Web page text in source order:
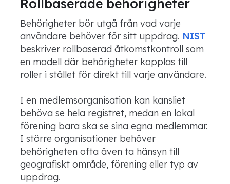
Rollbaserade behörigheter
Behörigheter bör utgå från vad varje
användare behöver för sitt uppdrag. NIST
beskriver rollbaserad åtkomstkontroll som
en modell där behörigheter kopplas till
roller i stället för direkt till varje användare.
I en medlemsorganisation kan kansliet
behöva se hela registret, medan en lokal
förening bara ska se sina egna medlemmar.
I större organisationer behöver
behörigheten ofta även ta hänsyn till
geografiskt område, förening eller typ av
uppdrag.